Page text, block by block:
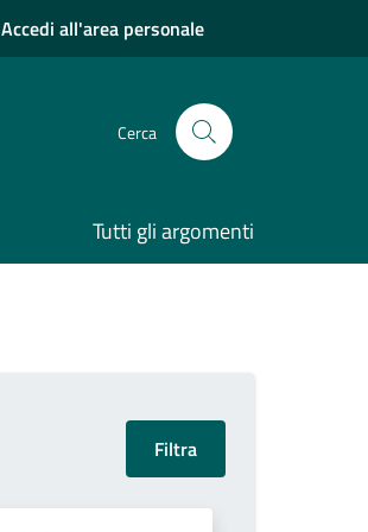
Accedi all'area personale
Cerca
Tutti gli argomenti